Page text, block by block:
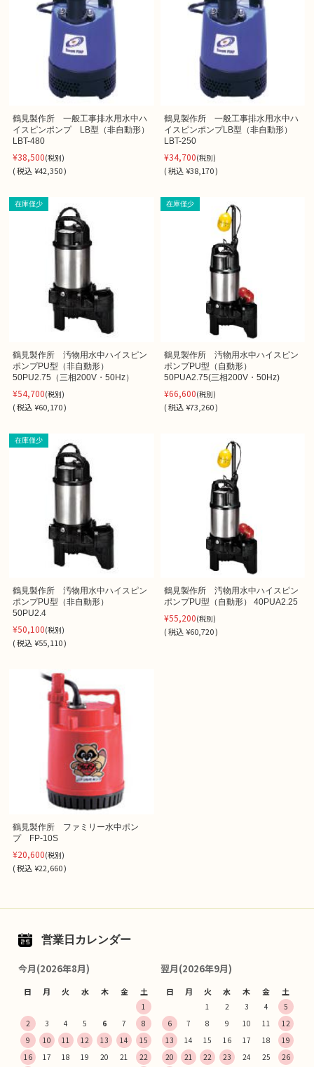
鶴見製作所 一般工事排水用水中ハ
イスピンポンプ LB型（非自動形）
LBT-480
¥38,500(税別)
(税込¥42,350 )
鶴見製作所 一般工事排水用水中ハ
イスピンポンプLB型（非自動形）
LBT-250
¥34,700(税別)
(税込 ¥38,170 )
在庫僅少
鶴見製作所 汚物用水中ハイスピン
ポンプPU型（非自動形）
50PU2.75（三相200V・50Hz）
¥54,700(税別)
(税込¥60,170 )
在庫僅少
鶴見製作所 汚物用水中ハイスピン
ポンプPU型（自動形）
50PUA2.75(三相200V・50Hz)
¥66,600(税別)
(税込 ¥73,260 )
在庫僅少
鶴見製作所 汚物用水中ハイスピン
ポンプPU型（非自動形）
50PU2.4
¥50,100(税別)
(税込¥55,110 )
鶴見製作所 汚物用水中ハイスピン
ポンプPU型（自動形） 40PUA2.25
¥55,200(税別)
(税込 ¥60,720 )
鶴見製作所 ファミリー水中ポン
プ FP-10S
¥20,600(税別)
(税込¥22,660 )
営業日カレンダー
今月(2026年8月)
日 月 火 水 木 金 土
1
2
3 4 5 6 7
8
9
10 11 12 13 14
15
16
17 18 19 20 21
22
翌月(2026年9月)
日 月 火 水 木 金 土
1 2 3 4
5
6
7 8 9 10 11
12
13
14 15 16 17 18
19
20
21 22 23 24 25
26